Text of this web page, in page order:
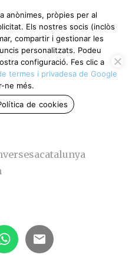
a
anònimes, pròpies per al
Els nostres socis (inclòs
compartir i gestionar les
personalitzats. Podeu
configuració. Fes clic a
termes i privadesa de Google
ne més.
de cookies